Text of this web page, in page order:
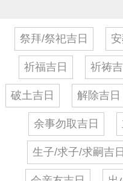
祭拜/祭祀吉日
祈福吉日 祈祷
破土吉日 解除吉日
余事勿取吉日
生子/求子/求嗣吉日